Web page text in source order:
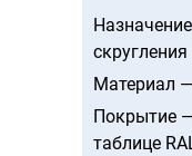
Материал
Покрытие
таблице